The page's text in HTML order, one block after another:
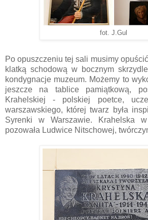
fot. J.Gul
Po opuszczeniu tej sali musimy
klatką schodową w bocznym
kondygnacje muzeum. Możemy to
jeszcze na tablice pamiątkową,
Krahelskiej - polskiej poetce,
warszawskiego, której twarz była
Syrenki w Warszawie. Krahelska
pozowała Ludwice Nitschowej,